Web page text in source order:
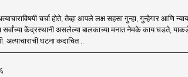
चर्चा होते, तेव्हा आपले लक्ष सहसा गुन्हा, गुन्हेगार आणि
सर्वांच्या केंद्रस्थानी असलेल्या बालकाच्या मनात नेमके काय घडते,
अत्याचाराची घटना कदाचित ..